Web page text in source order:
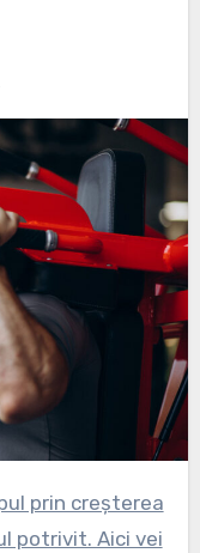
potrivit. Aici vei